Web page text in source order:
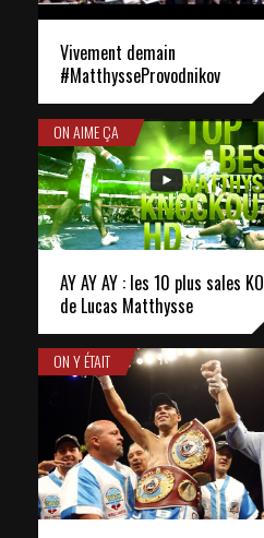
Vivement demain
#MatthysseProvodnikov
ON AIME ÇA
AY AY AY : les 10 plus sales KO
de Lucas Matthysse
ON Y ÉTAIT